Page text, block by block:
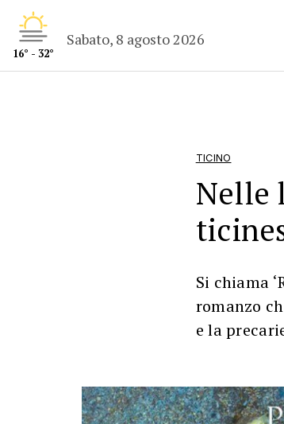
16° - 32°
Sabato, 8 agosto 2026
TICINO
Nelle
Si chiama
romanzo
e la